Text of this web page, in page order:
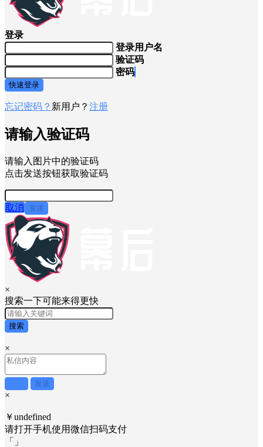
登录
登录用户名
验证码
密码
快速登录
忘记密码？ 新用户？ 注册
请输入验证码
请输入图片中的验证码
点击发送按钮获取验证码
取消 发送
×
搜索一下可能来得更快
搜索
×
发送
×
￥undefined
请打开手机使用微信扫码支付
「
」